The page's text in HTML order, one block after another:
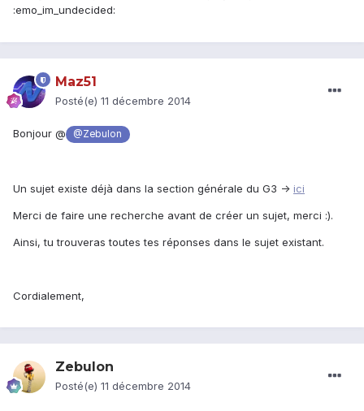
:emo_im_undecided:
Maz51
Posté(e) 11 décembre 2014
Bonjour @ @Zebulon
Un sujet existe déjà dans la section générale du G3 -> ici
Merci de faire une recherche avant de créer un sujet, merci :).
Ainsi, tu trouveras toutes tes réponses dans le sujet existant.
Cordialement,
Zebulon
Posté(e) 11 décembre 2014